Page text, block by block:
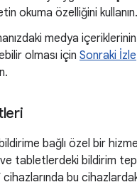
okuma özelliğini kullanın.
medya içeriklerinin
olması için Sonraki İzle
bağlı özel bir
tabletlerdeki bildirim
bu